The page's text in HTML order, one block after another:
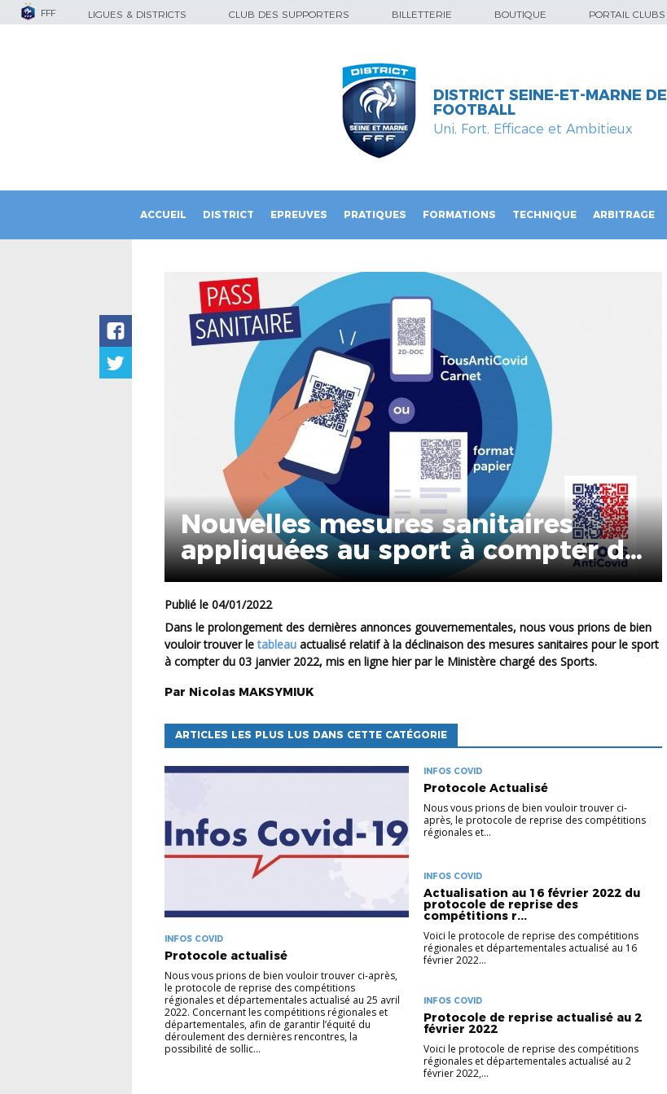
FFF LIGUES & DISTRICTS CLUB DES SUPPORTERS BILLETTERIE BOUTIQUE PORTAIL CLUBS
DISTRICT SEINE-ET-MARNE DE
FOOTBALL
Uni, Fort, Efficace et Ambitieux
ACCUEIL DISTRICT EPREUVES PRATIQUES FORMATIONS TECHNIQUE ARBITRAGE
Nouvelles mesures sanitaires
appliquées au sport à compter du
03.01.2022
Publié le 04/01/2022
Dans le prolongement des dernières annonces gouvernementales, nous vous prions de bien
vouloir trouver letableau actualisé relatif à la déclinaison des mesures sanitaires pour le sport
à compter du 03 janvier 2022, mis en ligne hier par le Ministère chargé des Sports.
Par Nicolas MAKSYMIUK
ARTICLES LES PLUS LUS DANS CETTE CATÉGORIE
INFOS COVID
Protocole actualisé
Nous vous prions de bien vouloir trouver ci-après,
le protocole de reprise des compétitions
régionales et départementales actualisé au 25 avril
2022. Concernant les compétitions régionales et
départementales, afin de garantir l’équité du
déroulement des dernières rencontres, la
possibilité de sollic...
INFOS COVID
Protocole Actualisé
Nous vous prions de bien vouloir trouver ci-
après, le protocole de reprise des compétitions
régionales et...
INFOS COVID
Actualisation au 16 février 2022 du
protocole de reprise des
compétitions r...
Voici le protocole de reprise des compétitions
régionales et départementales actualisé au 16
février 2022...
INFOS COVID
Protocole de reprise actualisé au 2
février 2022
Voici le protocole de reprise des compétitions
régionales et départementales actualisé au 2
février 2022,...